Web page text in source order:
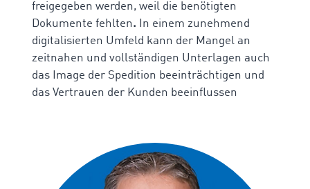
freigegeben werden, weil die benötigten
Dokumente fehlten.
In einem zunehmend
digitalisierten Umfeld kann der Mangel an
zeitnahen und vollständigen Unterlagen auch
das Image der Spedition beeinträchtigen und
das Vertrauen der Kunden beeinflussen